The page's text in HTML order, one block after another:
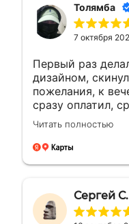
Толямба
7 октября
Первый раз
дизайном,
пожелания, к
сразу оплатил,
большею...а
доехал и забрал,
самовывоз
обращаться ещё !
Читать полностью
Сергей С.